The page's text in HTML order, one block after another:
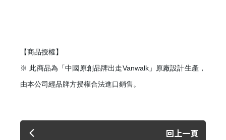
【商品授權】
※ 此商品為「中國原創品牌出走Vanwalk」原廠設計生產，
由本公司經品牌方授權合法進口銷售。
回上一頁